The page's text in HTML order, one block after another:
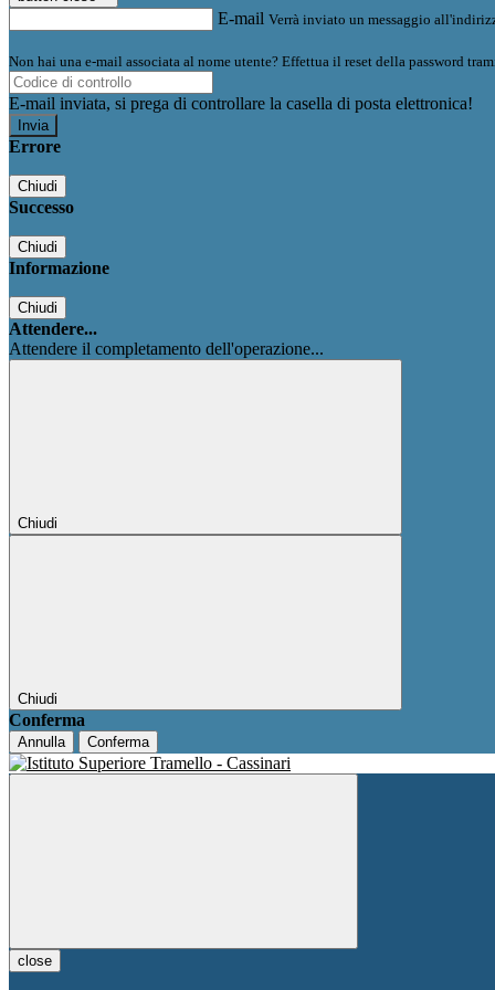
E-mail Verrà inviato un messaggio
Non hai una e-mail associata al nome utente? Effettua il reset della password
E-mail inviata, si prega di controllare la casella di posta elettronica!
Errore
Chiudi
Successo
Chiudi
Informazione
Chiudi
Attendere...
Attendere il completamento dell'operazione...
Chiudi
Chiudi
Conferma
Annulla Conferma
close